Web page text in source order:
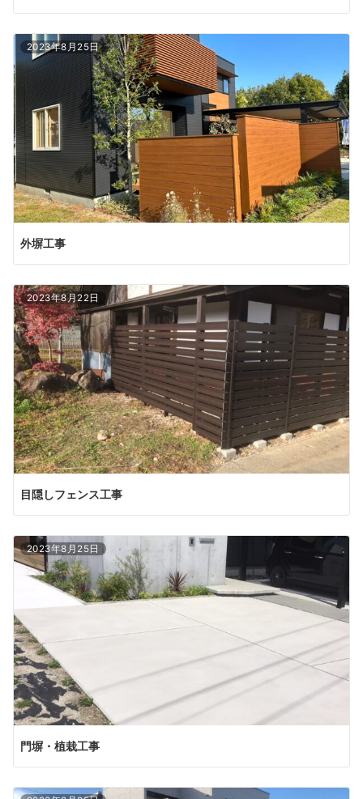
2023年8月25日
外塀工事
2023年8月22日
目隠しフェンス工事
2023年8月25日
門塀・植栽工事